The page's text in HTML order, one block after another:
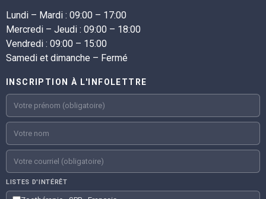
Lundi – Mardi : 09:00 – 17:00
Mercredi – Jeudi : 09:00 – 18:00
Vendredi : 09:00 – 15:00
Samedi et dimanche – Fermé
INSCRIPTION À L'INFOLETTRE
LISTES D'INTÉRÊT